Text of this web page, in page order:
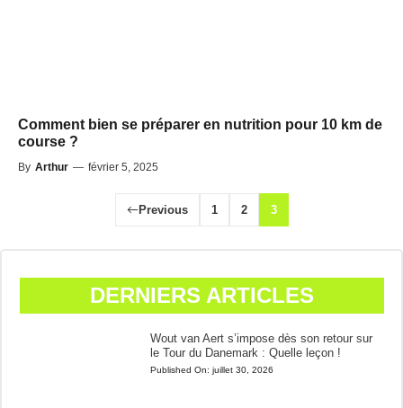
Comment bien se préparer en nutrition pour 10 km de
course ?
By Arthur — février 5, 2025
Previous 1 2 3
DERNIERS ARTICLES
Wout van Aert s’impose dès son retour sur
le Tour du Danemark : Quelle leçon !
Published On: juillet 30, 2026